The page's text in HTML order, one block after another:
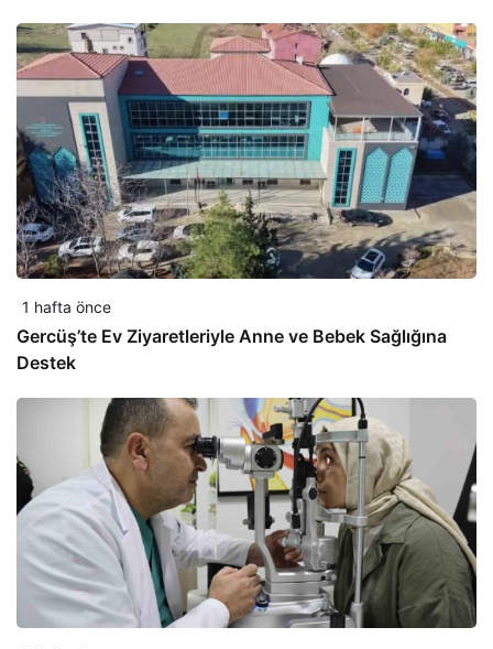
1 hafta önce
Gercüş’te Ev Ziyaretleriyle Anne ve Bebek Sağlığına
Destek